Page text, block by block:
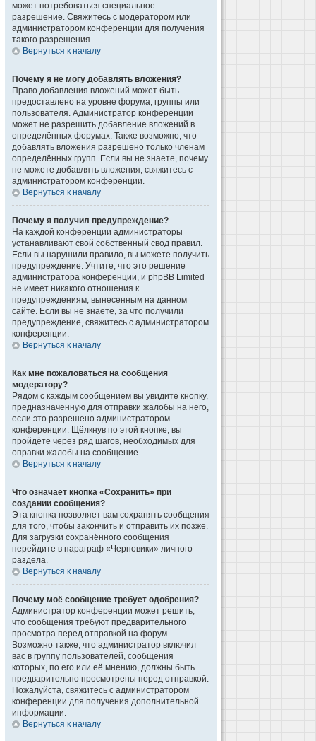
может потребоваться специальное
разрешение. Свяжитесь с модератором или
администратором конференции для получения
такого разрешения.
Вернуться к началу
Почему я не могу добавлять вложения?
Право добавления вложений может быть
предоставлено на уровне форума, группы или
пользователя. Администратор конференции
может не разрешить добавление вложений в
определённых форумах. Также возможно, что
добавлять вложения разрешено только членам
определённых групп. Если вы не знаете, почему
не можете добавлять вложения, свяжитесь с
администратором конференции.
Вернуться к началу
Почему я получил предупреждение?
На каждой конференции администраторы
устанавливают свой собственный свод правил.
Если вы нарушили правило, вы можете получить
предупреждение. Учтите, что это решение
администратора конференции, и phpBB Limited
не имеет никакого отношения к
предупреждениям, вынесенным на данном
сайте. Если вы не знаете, за что получили
предупреждение, свяжитесь с администратором
конференции.
Вернуться к началу
Как мне пожаловаться на сообщения
модератору?
Рядом с каждым сообщением вы увидите кнопку,
предназначенную для отправки жалобы на него,
если это разрешено администратором
конференции. Щёлкнув по этой кнопке, вы
пройдёте через ряд шагов, необходимых для
оправки жалобы на сообщение.
Вернуться к началу
Что означает кнопка «Сохранить» при
создании сообщения?
Эта кнопка позволяет вам сохранять сообщения
для того, чтобы закончить и отправить их позже.
Для загрузки сохранённого сообщения
перейдите в параграф «Черновики» личного
раздела.
Вернуться к началу
Почему моё сообщение требует одобрения?
Администратор конференции может решить,
что сообщения требуют предварительного
просмотра перед отправкой на форум.
Возможно также, что администратор включил
вас в группу пользователей, сообщения
которых, по его или её мнению, должны быть
предварительно просмотрены перед отправкой.
Пожалуйста, свяжитесь с администратором
конференции для получения дополнительной
информации.
Вернуться к началу